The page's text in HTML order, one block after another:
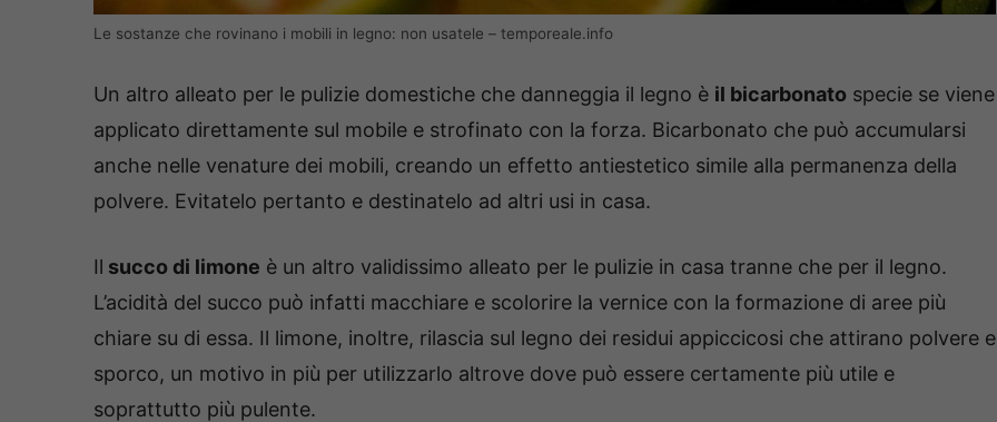
Le sostanze che rovinano i mobili in legno: non usatele – temporeale.info
Un altro alleato per le pulizie domestiche che danneggia il legno è il bicarbonato specie se viene
applicato direttamente sul mobile e strofinato con la forza. Bicarbonato che può accumularsi
anche nelle venature dei mobili, creando un effetto antiestetico simile alla permanenza della
polvere. Evitatelo pertanto e destinatelo ad altri usi in casa.
Il succo di limone è un altro validissimo alleato per le pulizie in casa tranne che per il legno.
L’acidità del succo può infatti macchiare e scolorire la vernice con la formazione di aree più
chiare su di essa. Il limone, inoltre, rilascia sul legno dei residui appiccicosi che attirano polvere e
sporco, un motivo in più per utilizzarlo altrove dove può essere certamente più utile e
soprattutto più pulente.